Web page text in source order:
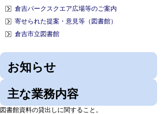
倉吉パークスクエア広場等のご案内
寄せられた提案・意見等（図書館）
倉吉市立図書館
お知らせ
主な業務内容
図書館資料の貸出しに関すること。